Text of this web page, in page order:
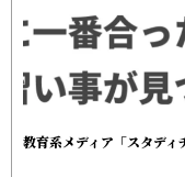
教育系メディア「スタディ